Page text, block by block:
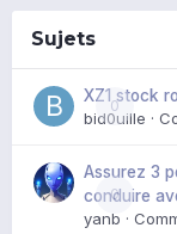
Sujets
0
XZ1 stock
bid0uille ·
0
Assurez 3
conduire
yanb ·